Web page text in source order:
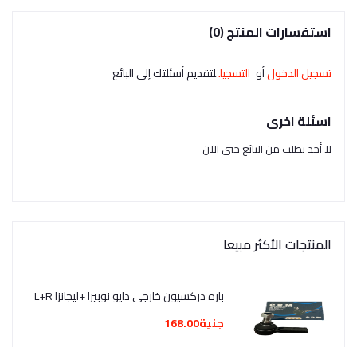
استفسارات المنتج (0)
تسجيل الدخولأو التسجيللتقديم أسئلتك إلى البائع
اسئلة اخرى
لا أحد يطلب من البائع حتى الآن
المنتجات الأكثر مبيعا
باره دركسيون خارجى دايو نوبيرا +ليجانزا L+R
جنية168.00